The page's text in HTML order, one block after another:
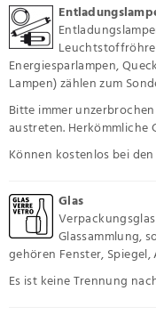
Energiesparlampen,
Lampen) zählen zum
Bitte immer
austreten. Herkömmliche
Können kostenlos bei
Glas
Glassammlung,
gehören Fenster,
Es ist keine Trennung